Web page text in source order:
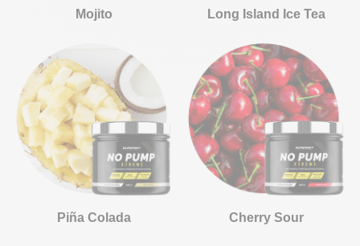
Mojito Long Island Ice Tea
Piña Colada Cherry Sour